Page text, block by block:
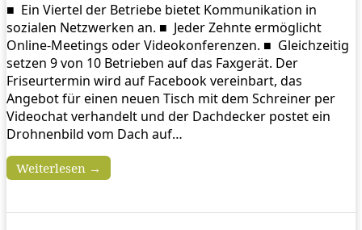
■ Ein Viertel der Betriebe bietet Kommunikation in
sozialen Netzwerken an. ■ Jeder Zehnte ermöglicht
Online-Meetings oder Videokonferenzen. ■ Gleichzeitig
setzen 9 von 10 Betrieben auf das Faxgerät. Der
Friseurtermin wird auf Facebook vereinbart, das
Angebot für einen neuen Tisch mit dem Schreiner per
Videochat verhandelt und der Dachdecker postet ein
Drohnenbild vom Dach auf…
Weiterlesen →